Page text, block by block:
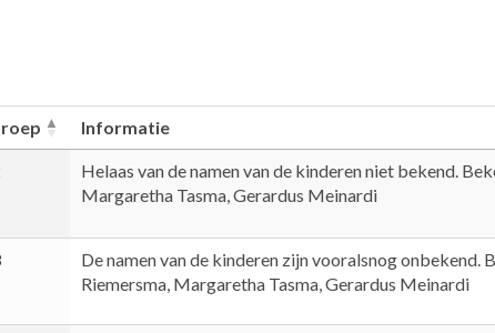
Informatie
Helaas van de namen van de kinderen niet bekend.
Margaretha Tasma, Gerardus Meinardi
De namen van de kinderen zijn vooralsnog onbekend.
Riemersma, Margaretha Tasma, Gerardus Meinardi